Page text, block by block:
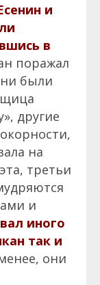
и
в
поражал
были
другие
на
третьи
и
иного
так и
они